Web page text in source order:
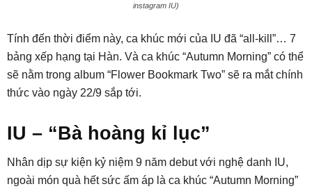
instagram IU)
Tính đến thời điểm này, ca khúc mới của IU đã “all-kill”… 7
bảng xếp hạng tại Hàn. Và ca khúc “Autumn Morning” có thể
sẽ nằm trong album “Flower Bookmark Two” sẽ ra mắt chính
thức vào ngày 22/9 sắp tới.
IU – “Bà hoàng kỉ lục”
Nhân dịp sự kiện kỷ niệm 9 năm debut với nghệ danh IU,
ngoài món quà hết sức ấm áp là ca khúc “Autumn Morning”